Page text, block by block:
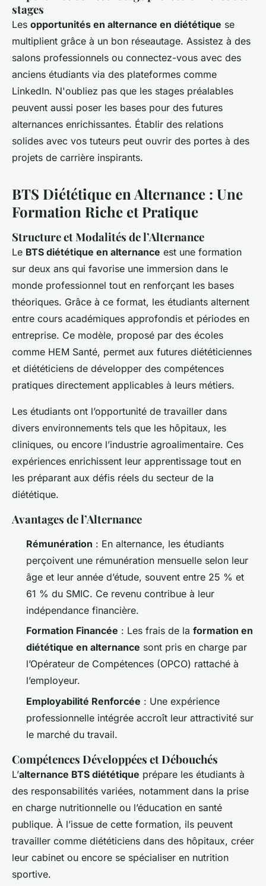
stages
Les opportunités en alternance en diététique se
multiplient grâce à un bon réseautage. Assistez à des
salons professionnels ou connectez-vous avec des
anciens étudiants via des plateformes comme
LinkedIn. N'oubliez pas que les stages préalables
peuvent aussi poser les bases pour des futures
alternances enrichissantes. Établir des relations
solides avec vos tuteurs peut ouvrir des portes à des
projets de carrière inspirants.
BTS Diététique en Alternance : Une
Formation Riche et Pratique
Structure et Modalités de l’Alternance
Le BTS diététique en alternance est une formation
sur deux ans qui favorise une immersion dans le
monde professionnel tout en renforçant les bases
théoriques. Grâce à ce format, les étudiants alternent
entre cours académiques approfondis et périodes en
entreprise. Ce modèle, proposé par des écoles
comme HEM Santé, permet aux futures diététiciennes
et diététiciens de développer des compétences
pratiques directement applicables à leurs métiers.
Les étudiants ont l’opportunité de travailler dans
divers environnements tels que les hôpitaux, les
cliniques, ou encore l’industrie agroalimentaire. Ces
expériences enrichissent leur apprentissage tout en
les préparant aux défis réels du secteur de la
diététique.
Avantages de l’Alternance
Rémunération : En alternance, les étudiants
perçoivent une rémunération mensuelle selon leur
âge et leur année d’étude, souvent entre 25 % et
61 % du SMIC. Ce revenu contribue à leur
indépendance financière.
Formation Financée : Les frais de la formation en
diététique en alternance sont pris en charge par
l’Opérateur de Compétences (OPCO) rattaché à
l’employeur.
Employabilité Renforcée : Une expérience
professionnelle intégrée accroît leur attractivité sur
le marché du travail.
Compétences Développées et Débouchés
L’alternance BTS diététique prépare les étudiants à
des responsabilités variées, notamment dans la prise
en charge nutritionnelle ou l’éducation en santé
publique. À l’issue de cette formation, ils peuvent
travailler comme diététiciens dans des hôpitaux, créer
leur cabinet ou encore se spécialiser en nutrition
sportive.